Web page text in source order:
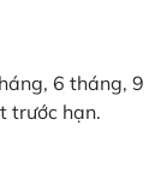
6 tháng, 9
trước hạn.